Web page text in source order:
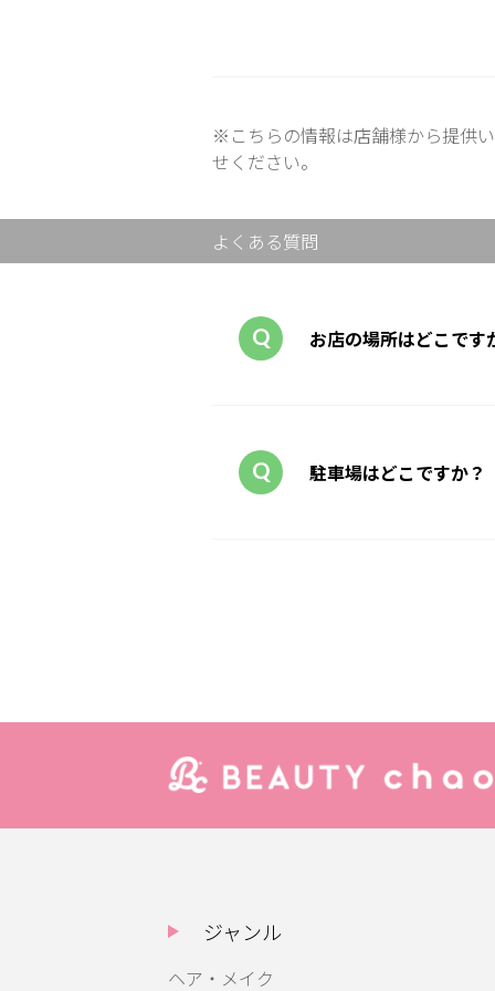
※こちらの情報は店舗様から提供
せください。
よくある質問
お店の場所はどこです
駐車場はどこですか？
ジャンル
ヘア・メイク